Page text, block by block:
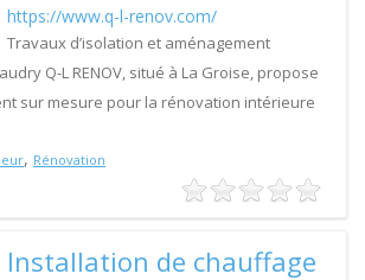
https://www.q-l-renov.com/
Travaux d’isolation et aménagement
Q-L RENOV, situé à La Groise, propose
sur mesure pour la rénovation intérieure
, Rénovation
Installation de chauffage